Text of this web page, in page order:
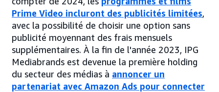
Prime Video incluront des publicités limitées,
avec la possibilité de choisir une option sans
publicité moyennant des frais mensuels
supplémentaires. À la fin de l'année 2023, IPG
Mediabrands est devenue la première holding
du secteur des médias à annoncer un
partenariat avec Amazon Ads pour connecter